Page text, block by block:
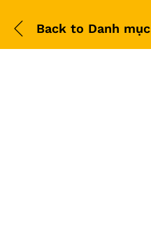
Back to Danh mục